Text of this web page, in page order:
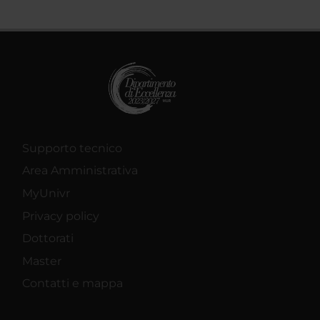
Supporto tecnico
Area Amministrativa
MyUnivr
Privacy policy
Dottorati
Master
Contatti e mappa